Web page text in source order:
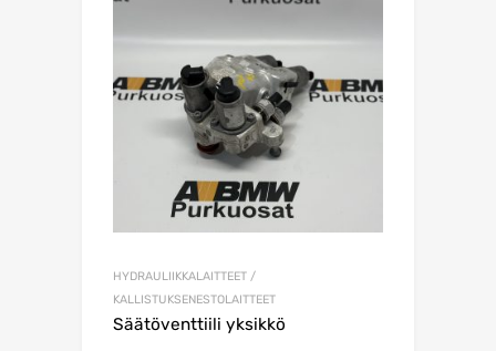
HYDRAULIIKKALAITTEET /
KALLISTUKSENESTOLAITTEET
Säätöventtiili yksikkö